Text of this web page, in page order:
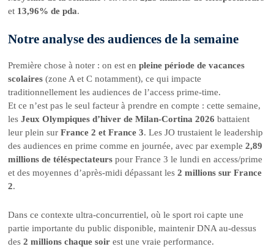
et 13,96% de pda.
Notre analyse des audiences de la semaine
Première chose à noter : on est enpleine période de vacances
scolaires (zone A et C notamment), ce qui impacte
traditionnellement les audiences de l’access prime-time.
Et ce n’est pas le seul facteur à prendre en compte : cette semaine,
lesJeux Olympiques d’hiver de Milan-Cortina 2026 battaient
leur plein surFrance 2 et France 3. Les JO trustaient le leadership
des audiences en prime comme en journée, avec par exemple2,89
millions de téléspectateurs pour France 3 le lundi en access/prime
et des moyennes d’après-midi dépassant les2 millions sur France
2.
Dans ce contexte ultra-concurrentiel, où le sport roi capte une
partie importante du public disponible, maintenir DNA au-dessus
des2 millions chaque soir est une vraie performance.